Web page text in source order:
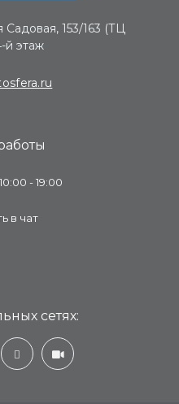
Садовая, 153/163 (ТЦ
й этаж
- 19:00
в чат
сетях: